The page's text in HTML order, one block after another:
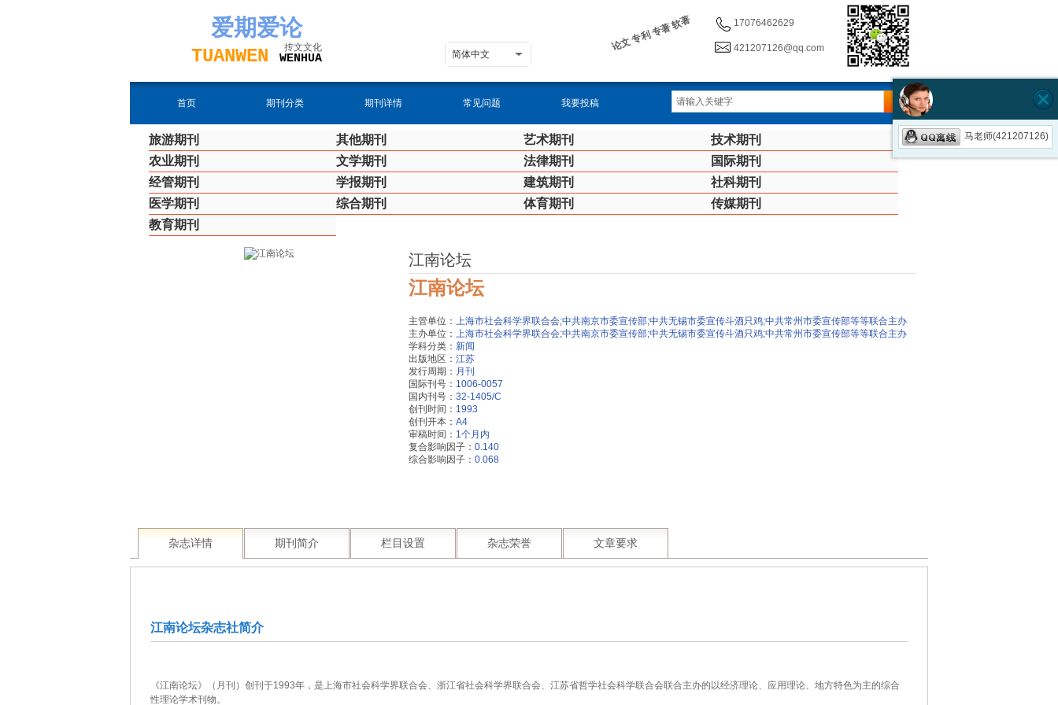
爱期爱论
TUANWEN WENHUA
17076462629
421207126@qq.com
抟文文化 论文 专利 专著 软著
简体中文
首页 期刊分类 期刊详情 常见问题 我要投稿
旅游期刊 其他期刊 艺术期刊
技术期刊
农业期刊
文学期刊 法律期刊
国际期刊
经管期刊
学报期刊 建筑期刊
社科期刊
医学期刊
综合期刊 体育期刊
传媒期刊
教育期刊
江南论坛
江南论坛
主管单位： 上海市社会科学界联合会;中共南京市委宣传部;中共无锡市委宣传斗酒只鸡;中共常州市委宣传部等等联合主办
主办单位： 上海市社会科学界联合会;中共南京市委宣传部;中共无锡市委宣传斗酒只鸡;中共常州市委宣传部等等联合主办
学科分类： 新闻
出版地区： 江苏
发行周期： 月刊
国际刊号： 1006-0057
国内刊号： 32-1405/C
创刊时间： 1993
创刊开本： A4
审稿时间： 1个月内
复合影响因子： 0.140
综合影响因子： 0.068
杂志详情 期刊简介 栏目设置 杂志荣誉 文章要求
江南论坛杂志社简介
《江南论坛》（月刊）创刊于1993年，是上海市社会科学界联合会、浙江省社会科学界联合会、江苏省哲学社会科学联合会联合主办的以经济理论、应用理论、地方特色为主的综合
性理论学术刊物。
马老师(421207126)